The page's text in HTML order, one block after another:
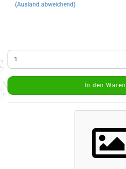
(Ausland abweichend)
In den